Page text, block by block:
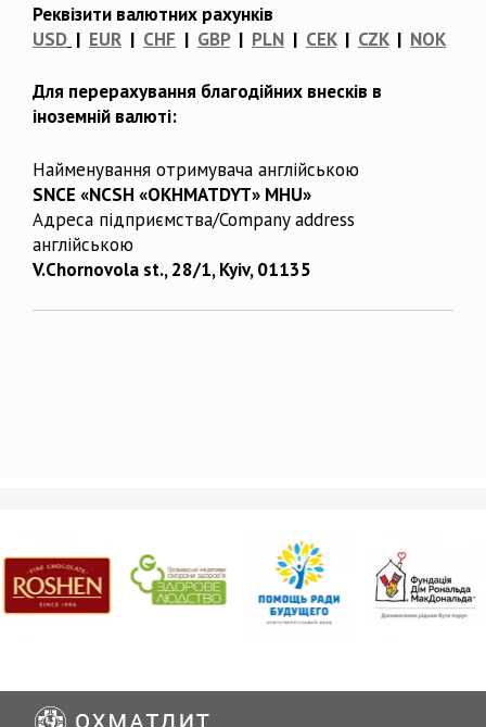
Реквізити валютних рахунків
USD | EUR | CHF | GBP| PLN | CEK| CZK| NOK
Для перерахування благодійних внесків в
іноземній валюті:
Найменування отримувача англійською
SNCE «NCSH «OKHMATDYT» MHU»
Адреса підприємства/Company address
англійською
V.Chornovola st., 28/1, Kyiv, 01135